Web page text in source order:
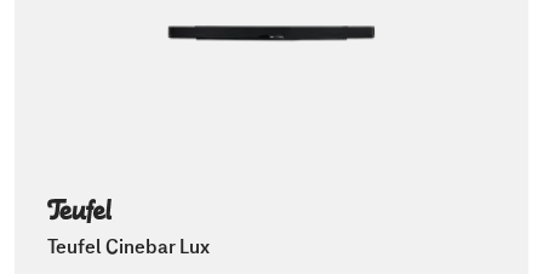
Teufel Cinebar Lux